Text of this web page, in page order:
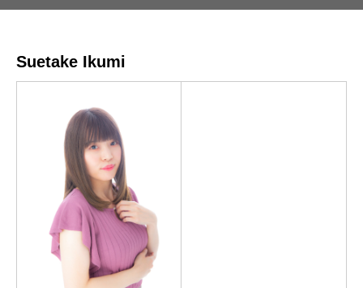
Suetake Ikumi